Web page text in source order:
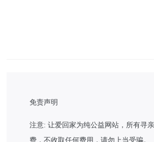
免责声明
注意: 让爱回家为纯公益网站，所有寻
费，不收取任何费用，请勿上当受骗。